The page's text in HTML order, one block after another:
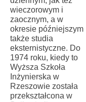
wieczorowym i
zaocznym, a w
okresie późniejszym
także studia
eksternistyczne. Do
1974 roku, kiedy to
Wyższa Szkoła
Inżynierska w
Rzeszowie została
przekształcona w